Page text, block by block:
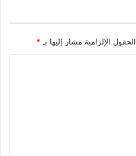
الحقول الإلزامية مشار إليها بـ*